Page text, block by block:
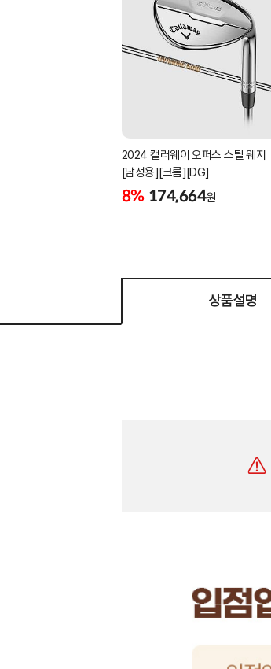
2024 캘러웨이 오퍼스 스틸 웨지
[남성용][크롬][DG]
8% 174,664원
상품설명